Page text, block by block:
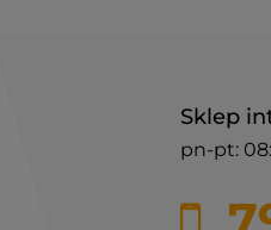
Sklep
pn-pt: